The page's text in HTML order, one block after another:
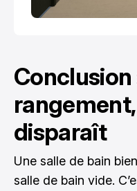
Conclusion
rangement,
disparaît
Une salle de bain
salle de bain vide.